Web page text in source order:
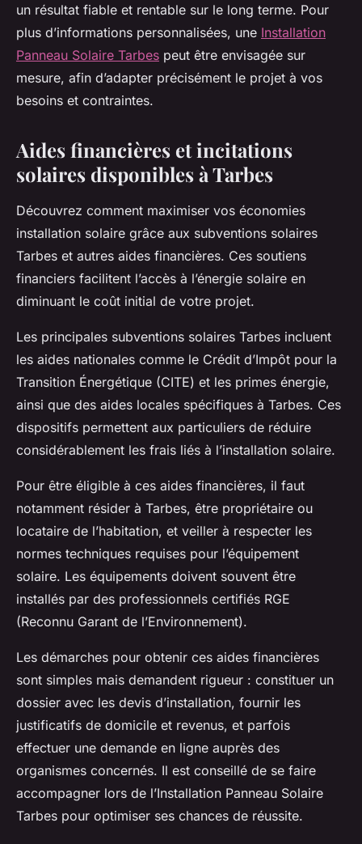
un résultat fiable et rentable sur le long terme. Pour
plus d’informations personnalisées, une Installation
Panneau Solaire Tarbes peut être envisagée sur
mesure, afin d’adapter précisément le projet à vos
besoins et contraintes.
Aides financières et incitations
solaires disponibles à Tarbes
Découvrez comment maximiser vos économies
installation solaire grâce aux subventions solaires
Tarbes et autres aides financières. Ces soutiens
financiers facilitent l’accès à l’énergie solaire en
diminuant le coût initial de votre projet.
Les principales subventions solaires Tarbes incluent
les aides nationales comme le Crédit d’Impôt pour la
Transition Énergétique (CITE) et les primes énergie,
ainsi que des aides locales spécifiques à Tarbes. Ces
dispositifs permettent aux particuliers de réduire
considérablement les frais liés à l’installation solaire.
Pour être éligible à ces aides financières, il faut
notamment résider à Tarbes, être propriétaire ou
locataire de l’habitation, et veiller à respecter les
normes techniques requises pour l’équipement
solaire. Les équipements doivent souvent être
installés par des professionnels certifiés RGE
(Reconnu Garant de l’Environnement).
Les démarches pour obtenir ces aides financières
sont simples mais demandent rigueur : constituer un
dossier avec les devis d’installation, fournir les
justificatifs de domicile et revenus, et parfois
effectuer une demande en ligne auprès des
organismes concernés. Il est conseillé de se faire
accompagner lors de l’Installation Panneau Solaire
Tarbes pour optimiser ses chances de réussite.